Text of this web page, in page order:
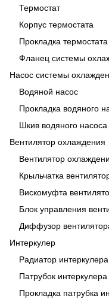
Термостат
Корпус термостата
Прокладка термостата
Фланец системы
Насос системы
Водяной насос
Прокладка водяного
Шкив водяного насоса
Вентилятор охлаждения
Вентилятор
Крыльчатка
Вискомуфта
Блок управления
Диффузор
Интеркулер
Радиатор интеркулера
Патрубок интеркулера
Прокладка патрубка